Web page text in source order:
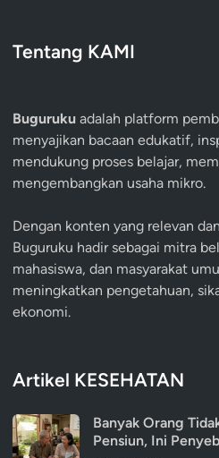
Tentang KAMI
Buguruku adalah platform
menyajikan bacaan edukatif,
mendukung proses belajar,
mengembangkan usaha mikro.
Dengan konten yang relevan
Buguruku hadir sebagai mitra
mahasiswa, dan masyarakat
meningkatkan pengetahuan,
ekonomi.
Artikel KESEHATAN
Banyak Orang
Pensiun, Ini